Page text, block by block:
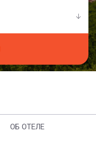
ОБ ОТЕЛЕ